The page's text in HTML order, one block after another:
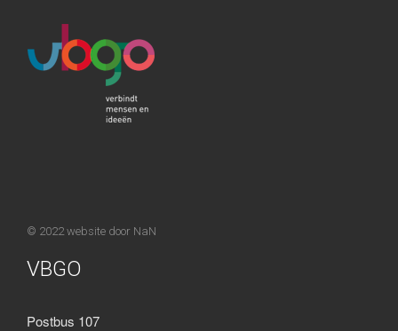
© 2022 website door NaN
VBGO
Postbus 107